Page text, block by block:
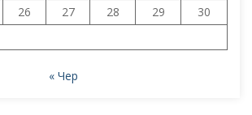
26 27 28 29
30
« Чер